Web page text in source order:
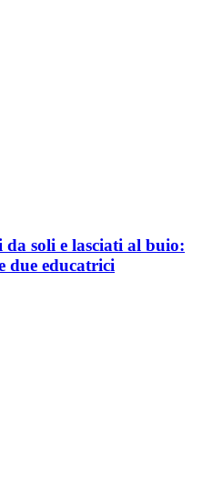
soli e lasciati al buio:
due educatrici